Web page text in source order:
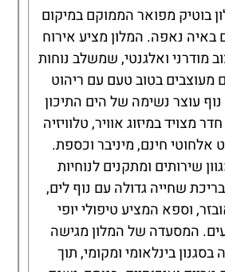
בוטיק מפואר הממוקם במיקום
באיה נאפה. המלון מציע אירוח
מודרני ואלגנטי, שמשלב נוחות
מעוצבים בטוב טעם עם ריהוט
נוף עוצר נשימה של הים התיכון
מצויד במיזוג אוויר, טלוויזיה
אלחוטי חינם, מיניבר וכספת.
שירותים ומתקנים לנוחיות
שחייה גדולה עם נוף לים,
וספא המציע טיפולי יופי
המסעדה של המלון מגישה
בינלאומי ומקומי, תוך